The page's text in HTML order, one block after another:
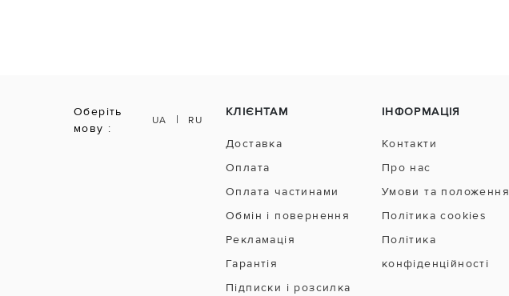
Оберіть
мову :
UA | RU
КЛІЄНТАМ
Доставка
Оплата
Оплата частинами
Обмін і повернення
Рекламація
Гарантія
Підписки і розсилка
ІНФОРМАЦІЯ
Контакти
Про нас
Умови та положення
Політика cookies
Політика
конфіденційності